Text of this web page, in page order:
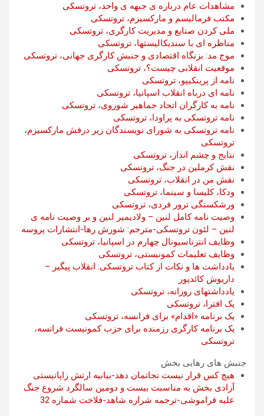
مشاهدات عام درباره ی جبهه ی واحد، تروتسکی
مکتب فرمالیسم و مارکسیزم، تروتسکی
ملی کردن صنایع و مدیریت کارگری، تروتسکی
مناظره ای با سندیکالیستها، تروتسکی
موج مد: بزنگاه اقتصادی و جنبش کارگری جهانی، تروتسکی
موقعیت انقلابی چیست؟، تروتسکی
نامه از پرینکیپو، تروتسکی
نامه ای درباه انقلاب اسپانیا، تروتسکی
نامه به کارگران اتحاد جماهیر شوروی، تروتسکی
نامه تروتسکی به پراودا، تروتسکی
نامه تروتسکی به شورای نویسندگان زیر درفش مارکسیزم،
تروتسکی
نتایج و چشم انداز، تروتسکی
نقش کرملین در جنگ، تروتسکی
نقش من در انقلاب، تروتسکی
ودکا، کلیسا و سینما، تروتسکی
ورشکستگی ترور فردی، تروتسکی
وصیت نامه کامل لنین – ولادیمیر لنین و بر وصیت نامه ی
لنین – لئون تروتسکی-مترجم: شورش رها-انتشارات پروسه
وظایف انترناسیونال چهارم در اسپانیا، تروتسکی
وظایف تعلیمات کمونیستی، تروتسکی
یادداشت ها و نکات از کتاب تروتسکی: انقلاب پیگیر –
داریوش کائدپور
یادداشتهای روزانه، تروتسکی
یک افترا، تروتسکی
یک برنامه «اقدام» برای فرانسه، تروتسکی
یک برنامه کارگری رزمنده برای حزب کمونیست فرانسه،
تروتسکی
جنبش های رهایی بخش
هیچ کس قرار نیست نجاتمان دهد-بیانیه ارتش زاپاتیستی
آزادی بخش به مناسبت بیست و دومین سالگرد شروع جنگ
علیه فراموشی-ترجمه شراره شاهد-فلاخت شماره 32